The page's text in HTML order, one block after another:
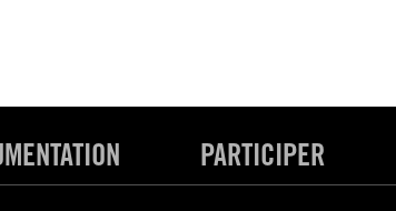
PARTICIPER